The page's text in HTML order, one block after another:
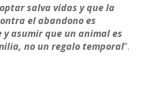
salva vidas y que la
el abandono es
asumir que un animal es
no un regalo temporal”.